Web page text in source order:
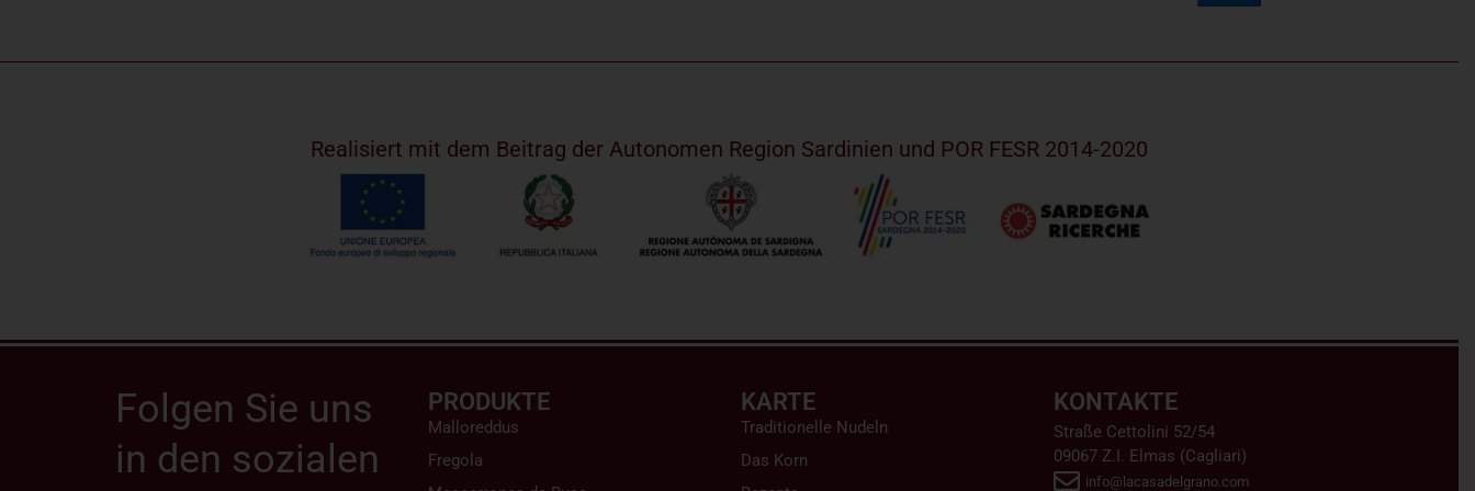
Realisiert mit dem Beitrag der Autonomen Region Sardinien und POR FESR 2014-2020
Folgen Sie uns
in den sozialen
PRODUKTE
Malloreddus
Fregola
KARTE
Traditionelle Nudeln
Das Korn
KONTAKTE
Straße Cettolini 52/54
09067 Z.I. Elmas (Cagliari)
info@lacasadelgrano.com